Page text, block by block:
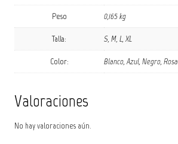
Peso 0,165 kg
Talla: S, M, L, XL
Color: Blanco, Azul, Negro, Rosa
Valoraciones
No hay valoraciones aún.